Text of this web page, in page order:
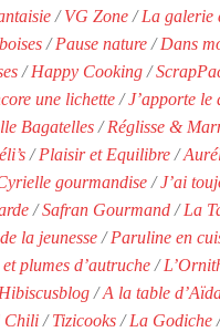
/VG Zone/La galerie
/Pause nature/Dans
/Happy Cooking/
une lichette/J’apporte le
Bagatelles/Réglisse &
/Plaisir et Equilibre/
gourmandise/J’ai
/Safran Gourmand/La
la jeunesse/Paruline en
plumes d’autruche/
Hibiscusblog/A la table
Chili/Tizicooks/La Godiche